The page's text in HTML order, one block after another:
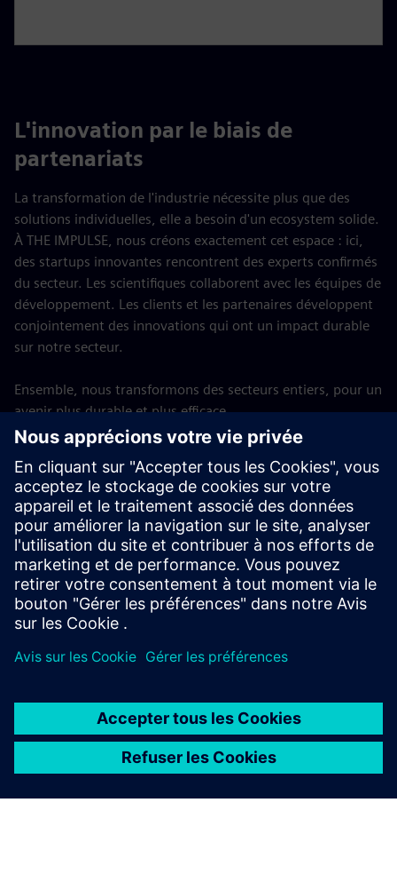
L'innovation par le biais de
partenariats
La transformation de l'industrie nécessite plus que des
solutions individuelles, elle a besoin d'un ecosystem solide.
À THE IMPULSE, nous créons exactement cet espace : ici,
des startups innovantes rencontrent des experts confirmés
du secteur. Les scientifiques collaborent avec les équipes de
développement. Les clients et les partenaires développent
conjointement des innovations qui ont un impact durable
sur notre secteur.
Ensemble, nous transformons des secteurs entiers, pour un
avenir plus durable et plus efficace.
Open Space Lab
Co-création